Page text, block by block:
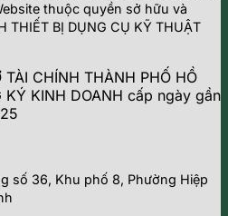
thuộc quyền sở hữu và
THIẾT BỊ DỤNG CỤ KỸ THUẬT
TÀI CHÍNH THÀNH PHỐ HỒ
KÝ KINH DOANH cấp ngày gần
số 36, Khu phố 8, Phường Hiệp